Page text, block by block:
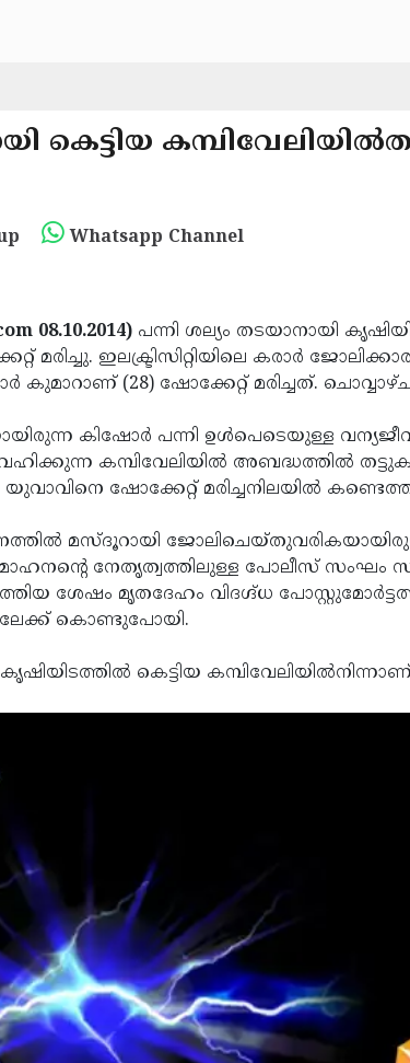
കെട്ടിയ
Whatsapp Channel
08.10.2014) പന്നി ശല്യം തടയാനായി
മരിച്ചു. ഇലക്ട്രിസിറ്റിയിലെ കരാര്‍
കുമാറാണ് (28) ഷോക്കേറ്റ് മരിച്ചത്.
കിഷോര്‍ പന്നി ഉള്‍പെടെയുള്ള
കമ്പിവേലിയില്‍ അബദ്ധത്തില്‍
ഷോക്കേറ്റ് മരിച്ചനിലയില്‍
മസ്ദൂറായി
നേതൃത്വത്തിലുള്ള പോലീസ് സംഘം
ശേഷം മൃതദേഹം വിദഗ്ദ്ധ
കൊണ്ടുപോയി.
കെട്ടിയ